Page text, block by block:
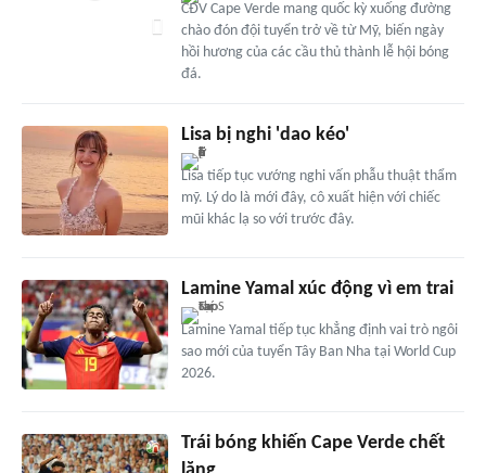
CĐV Cape Verde mang quốc kỳ xuống đường
chào đón đội tuyển trở về từ Mỹ, biến ngày
hồi hương của các cầu thủ thành lễ hội bóng
đá.
Lisa bị nghi 'dao kéo'
Lisa tiếp tục vướng nghi vấn phẫu thuật thẩm
mỹ. Lý do là mới đây, cô xuất hiện với chiếc
mũi khác lạ so với trước đây.
Lamine Yamal xúc động vì em trai
Lamine Yamal tiếp tục khẳng định vai trò ngôi
sao mới của tuyển Tây Ban Nha tại World Cup
2026.
Trái bóng khiến Cape Verde chết